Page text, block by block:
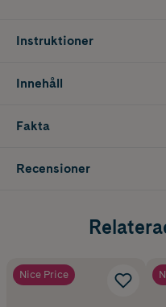
Instruktioner
Innehåll
Fakta
Recensioner
Nice Price